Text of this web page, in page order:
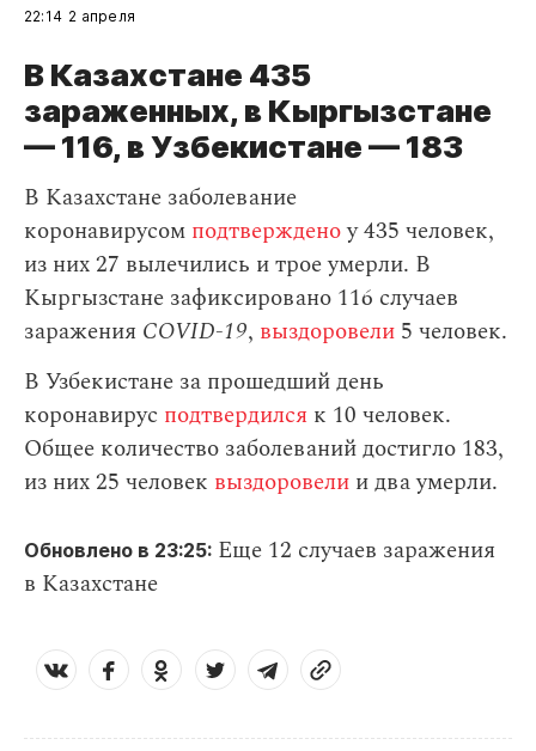
22:14 2 апреля
В Казахстане 435
зараженных, в Кыргызстане
— 116, в Узбекистане — 183
В Казахстане заболевание
коронавирусом подтвержденоу 435 человек,
из них 27 вылечились и трое умерли. В
Кыргызстане зафиксировано 116 случаев
заражения СOVID-19, выздоровели 5 человек.
В Узбекистане за прошедший день
коронавирус подтвердился к 10 человек.
Общее количество заболеваний достигло 183,
из них 25 человек выздоровели и два умерли.
Обновлено в 23:25: Еще 12 случаев заражения
в Казахстане